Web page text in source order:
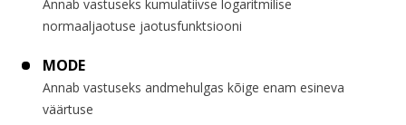
Annab vastuseks kumulatiivse logaritmilise
normaaljaotuse jaotusfunktsiooni
MODE
Annab vastuseks andmehulgas kõige enam esineva
väärtuse